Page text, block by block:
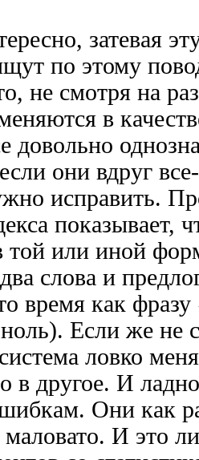
затевая
по этому
не смотря на
в
довольно
они вдруг
исправить.
показывает,
той или иной
слова и
время как
Если же не
ловко
в другое. И
Они как
И это